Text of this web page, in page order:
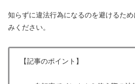
知らずに違法行為になるのを避けるた
みください。
【記事のポイント】